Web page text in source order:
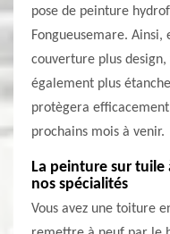
pose de peinture
Fongueusemare. Ainsi,
couverture plus
également plus
protègera
prochains mois à venir.
La peinture sur tuile
nos spécialités
Vous avez une toiture